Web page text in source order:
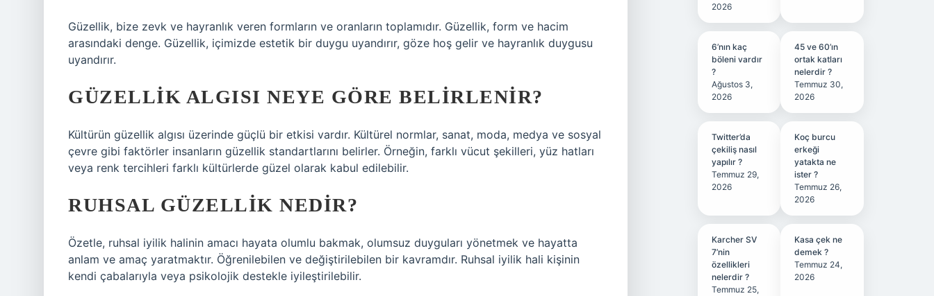
Güzellik, bize zevk ve hayranlık veren formların ve oranların toplamıdır. Güzellik, form ve hacim
arasındaki denge. Güzellik, içimizde estetik bir duygu uyandırır, göze hoş gelir ve hayranlık duygusu
uyandırır.
GÜZELLIK ALGISI NEYE GÖRE BELIRLENIR?
Kültürün güzellik algısı üzerinde güçlü bir etkisi vardır. Kültürel normlar, sanat, moda, medya ve sosyal
çevre gibi faktörler insanların güzellik standartlarını belirler. Örneğin, farklı vücut şekilleri, yüz hatları
veya renk tercihleri ​​farklı kültürlerde güzel olarak kabul edilebilir.
RUHSAL GÜZELLIK NEDIR?
Özetle, ruhsal iyilik halinin amacı hayata olumlu bakmak, olumsuz duyguları yönetmek ve hayatta
anlam ve amaç yaratmaktır. Öğrenilebilen ve değiştirilebilen bir kavramdır. Ruhsal iyilik hali kişinin
kendi çabalarıyla veya psikolojik destekle iyileştirilebilir.
2026
6’nın kaç
böleni vardır
?
Ağustos 3,
2026
45 ve 60’ın
ortak katları
nelerdir ?
Temmuz 30,
2026
Twitter’da
çekiliş nasıl
yapılır ?
Temmuz 29,
2026
Koç burcu
erkeği
yatakta ne
ister ?
Temmuz 26,
2026
Karcher SV
7’nin
özellikleri
nelerdir ?
Temmuz 25,
Kasa çek ne
demek ?
Temmuz 24,
2026